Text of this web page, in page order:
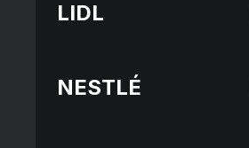
LIDL
NESTLÉ